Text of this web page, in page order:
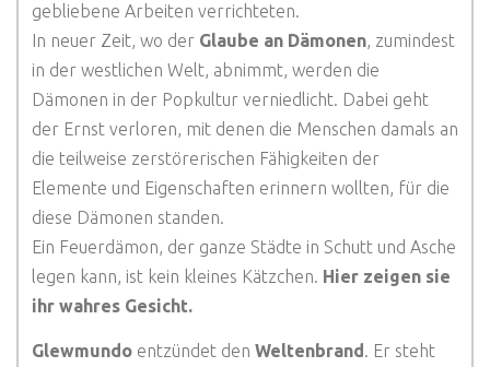
gebliebene Arbeiten verrichteten.
In neuer Zeit, wo der Glaube an Dämonen, zumindest
in der westlichen Welt, abnimmt, werden die
Dämonen in der Popkultur verniedlicht. Dabei geht
der Ernst verloren, mit denen die Menschen damals an
die teilweise zerstörerischen Fähigkeiten der
Elemente und Eigenschaften erinnern wollten, für die
diese Dämonen standen.
Ein Feuerdämon, der ganze Städte in Schutt und Asche
legen kann, ist kein kleines Kätzchen. Hier zeigen sie
ihr wahres Gesicht.
Glewmundo entzündet den Weltenbrand . Er steht